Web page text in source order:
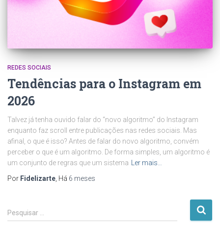
REDES SOCIAIS
Tendências para o Instagram em
2026
Talvez já tenha ouvido falar do “novo algoritmo” do Instagram
enquanto faz scroll entre publicações nas redes sociais. Mas
afinal, o que é isso? Antes de falar do novo algoritmo, convém
perceber o que é um algoritmo. De forma simples, um algoritmo é
um conjunto de regras que um sistema
Ler mais…
Por Fidelizarte , Há 6 meses
P
e
Pesquisar …